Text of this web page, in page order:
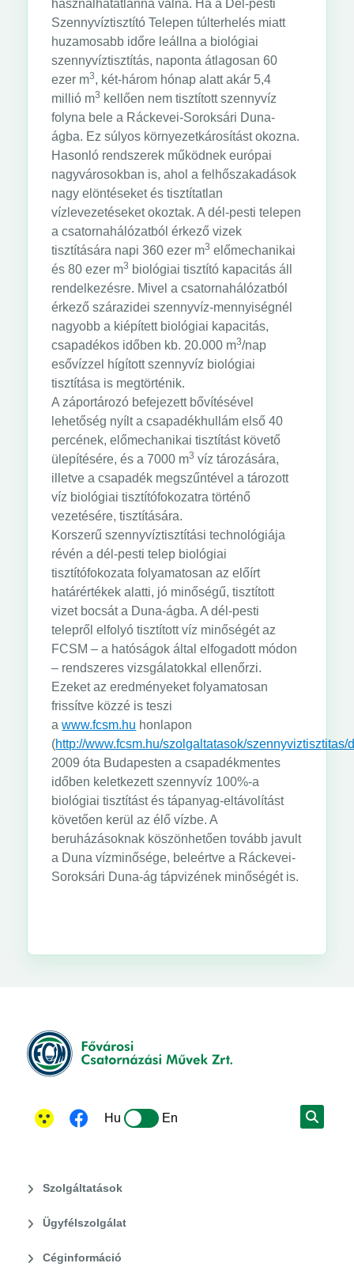
használhatatlanná válna. Ha a Dél-pesti
Szennyvíztisztító Telepen túlterhelés miatt
huzamosabb időre leállna a biológiai
szennyvíztisztítás, naponta átlagosan 60
ezer m3, két-három hónap alatt akár 5,4
millió m3 kellően nem tisztított szennyvíz
folyna bele a Ráckevei-Soroksári Duna-
ágba. Ez súlyos környezetkárosítást okozna.
Hasonló rendszerek működnek európai
nagyvárosokban is, ahol a felhőszakadások
nagy elöntéseket és tisztítatlan
vízlevezetéseket okoztak. A dél-pesti telepen
a csatornahálózatból érkező vizek
tisztítására napi 360 ezer m3 előmechanikai
és 80 ezer m3 biológiai tisztító kapacitás áll
rendelkezésre. Mivel a csatornahálózatból
érkező szárazidei szennyvíz-mennyiségnél
nagyobb a kiépített biológiai kapacitás,
csapadékos időben kb. 20.000 m3/nap
esővízzel hígított szennyvíz biológiai
tisztítása is megtörténik.
A záportározó befejezett bővítésével
lehetőség nyílt a csapadékhullám első 40
percének, előmechanikai tisztítást követő
ülepítésére, és a 7000 m3 víz tározására,
illetve a csapadék megszűntével a tározott
víz biológiai tisztítófokozatra történő
vezetésére, tisztítására.
Korszerű szennyvíztisztítási technológiája
révén a dél-pesti telep biológiai
tisztítófokozata folyamatosan az előírt
határértékek alatti, jó minőségű, tisztított
vizet bocsát a Duna-ágba. A dél-pesti
telepről elfolyó tisztított víz minőségét az
FCSM – a hatóságok által elfogadott módon
– rendszeres vizsgálatokkal ellenőrzi.
Ezeket az eredményeket folyamatosan
frissítve közzé is teszi
awww.fcsm.hu honlapon
(http://www.fcsm.hu/szolgaltatasok/
2009 óta Budapesten a csapadékmentes
időben keletkezett szennyvíz 100%-a
biológiai tisztítást és tápanyag-eltávolítást
követően kerül az élő vízbe. A
beruházásoknak köszönhetően tovább javult
a Duna vízminősége, beleértve a Ráckevei-
Soroksári Duna-ág tápvizének minőségét is.
Hu En
Szolgáltatások
Ügyfélszolgálat
Céginformáció